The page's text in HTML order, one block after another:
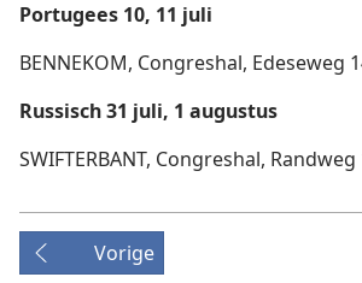
Portugees 10, 11 juli
BENNEKOM, Congreshal, Edeseweg
Russisch 31 juli, 1 augustus
SWIFTERBANT, Congreshal, Randweg
Vorige